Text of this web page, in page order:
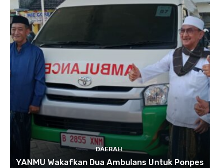
DAERAH
YANMU Wakafkan Dua Ambulans Untuk Ponpes